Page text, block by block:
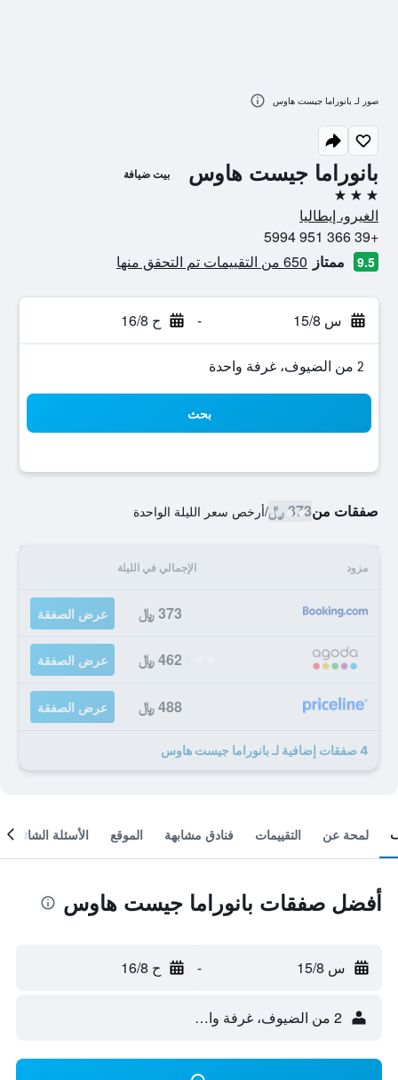
بانوراما جيست هاوس بيت ضيافة
3 نجوم
الغيرو، إيطاليا
+39 366 951 5994
9.5 ممتاز 650 من التقييمات تم التحقق منها
س 15/8 - ح 16/8
2 من الضيوف، غرفة واحدة
بحث
صفقات من373 ﷼ /أرخص سعر الليلة الواحدة
مزود الإجمالي في الليلة
373 ﷼ عرض الصفقة
462 ﷼ عرض الصفقة
488 ﷼ عرض الصفقة
4 صفقات إضافية لـ بانوراما جيست هاوس
صور لـ بانوراما جيست هاوس
لمحة عن التقييمات فنادق مشابهة الموقع الأسئلة الشائعة
أفضل صفقات بانوراما جيست هاوس
س 15/8 - ح 16/8
2 من الضيوف، غرفة واحدة